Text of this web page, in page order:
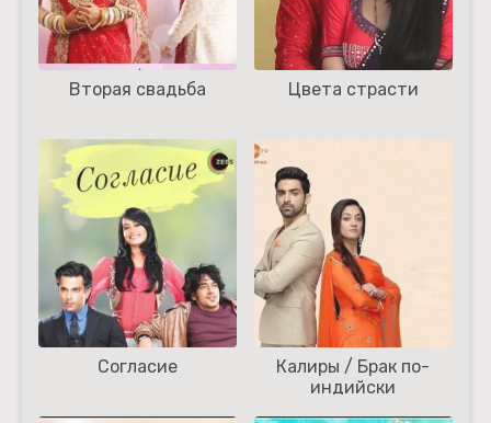
Вторая свадьба Цвета страсти
Согласие
Калиры / Брак по-
индийски